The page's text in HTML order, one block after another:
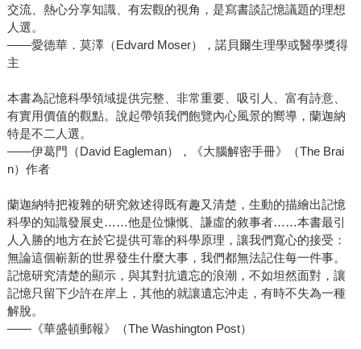
交流、熱心分享知識、有宏觀的視角，是寫書談記憶議題的理想
人選。
――愛德華．莫澤（Edvard Moser），諾貝爾生理學或醫學獎得
主
本書為記憶科學領域提供完整、非常重要、吸引人、富有詩意、
有實用價值的觀點。說起帶領我們飽覽內心風景的嚮導，蘭迦納
特是不二人選。
――伊葛門（David Eagleman），《大腦解密手冊》（The Brai
n）作者
蘭迦納特把複雜的研究敘述得既有趣又清楚，生動的描繪出記憶
科學的知識發展史……他是位慷慨、謙虛的敘事者……本書最引
人入勝的地方在於它提供可靠的科學原理，讓我們寬心的接受：
無論這個嶄新的世界發生什麼大事，我們都無法記住每一件事。
記憶研究清楚的顯示，與其對抗遺忘的浪潮，不如坦然面對，讓
記憶只留下少許在岸上，其他的就讓遺忘沖走，有時不失為一種
解脫。
――《華盛頓郵報》（The Washington Post）